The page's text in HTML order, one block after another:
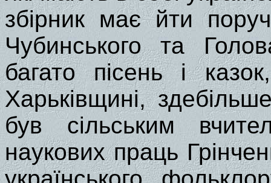
збірник має йти
Чубинського та
багато пісень і
Харьківщині,
був сільським
наукових праць